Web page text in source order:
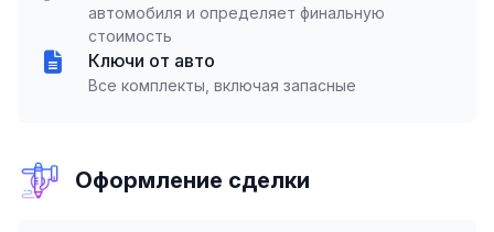
автомобиля и определяет финальную
стоимость
Ключи от авто
Все комплекты, включая запасные
Оформление сделки